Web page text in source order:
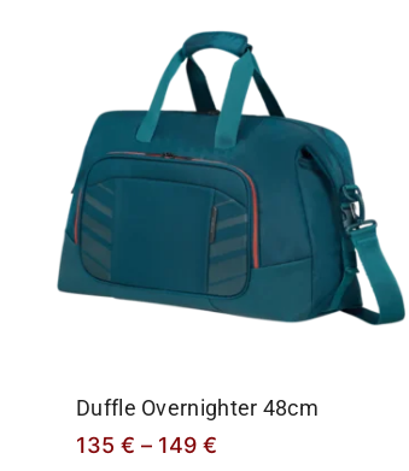
Duffle Overnighter 48cm
135 € – 149 €